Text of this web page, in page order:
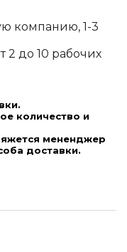
компанию, 1-3
2 до 10 рабочих
количество и
мененджер
доставки.